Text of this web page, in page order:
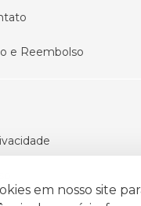
em nosso site
e Reembolso